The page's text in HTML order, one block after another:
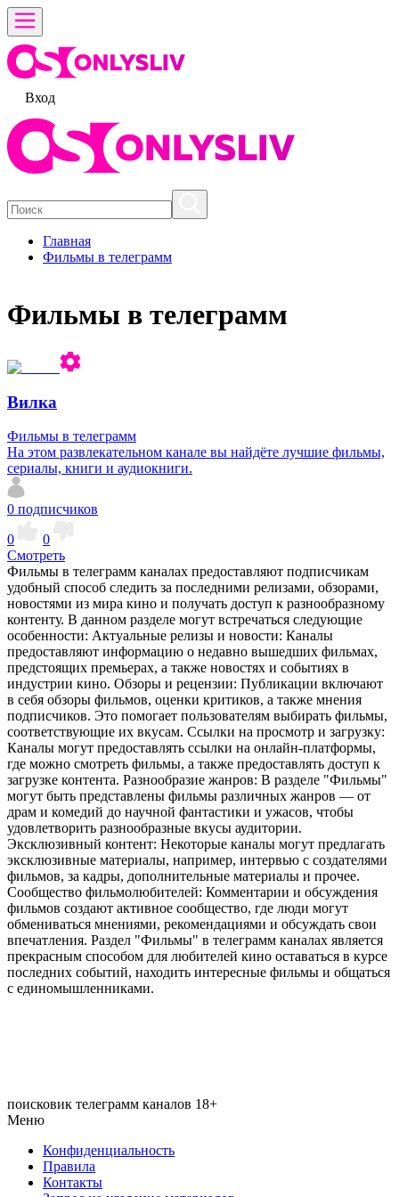
Вход
Главная
Фильмы в телеграмм
Фильмы в телеграмм
Вилка
Фильмы в телеграмм
На этом развлекательном канале вы найдёте лучшие фильмы,
сериалы, книги и аудиокниги.
0 подписчиков
0
0
Смотреть
Фильмы в телеграмм каналах предоставляют подписчикам
удобный способ следить за последними релизами, обзорами,
новостями из мира кино и получать доступ к разнообразному
контенту. В данном разделе могут встречаться следующие
особенности: Актуальные релизы и новости: Каналы
предоставляют информацию о недавно вышедших фильмах,
предстоящих премьерах, а также новостях и событиях в
индустрии кино. Обзоры и рецензии: Публикации включают
в себя обзоры фильмов, оценки критиков, а также мнения
подписчиков. Это помогает пользователям выбирать фильмы,
соответствующие их вкусам. Ссылки на просмотр и загрузку:
Каналы могут предоставлять ссылки на онлайн-платформы,
где можно смотреть фильмы, а также предоставлять доступ к
загрузке контента. Разнообразие жанров: В разделе "Фильмы"
могут быть представлены фильмы различных жанров — от
драм и комедий до научной фантастики и ужасов, чтобы
удовлетворить разнообразные вкусы аудитории.
Эксклюзивный контент: Некоторые каналы могут предлагать
эксклюзивные материалы, например, интервью с создателями
фильмов, за кадры, дополнительные материалы и прочее.
Сообщество фильмолюбителей: Комментарии и обсуждения
фильмов создают активное сообщество, где люди могут
обмениваться мнениями, рекомендациями и обсуждать свои
впечатления. Раздел "Фильмы" в телеграмм каналах является
прекрасным способом для любителей кино оставаться в курсе
последних событий, находить интересные фильмы и общаться
с единомышленниками.
поисковик телеграмм каналов 18+
Меню
Конфиденциальность
Правила
Контакты